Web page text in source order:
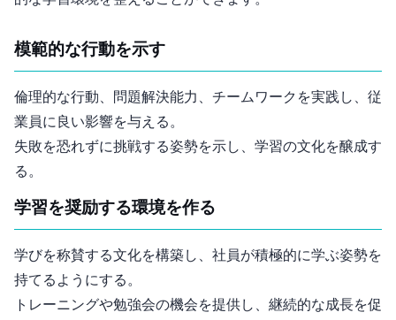
1. 模範的な行動を示す
倫理的な行動、問題解決能力、チームワークを実践し、従
業員に良い影響を与える。
失敗を恐れずに挑戦する姿勢を示し、学習の文化を醸成す
る。
2. 学習を奨励する環境を作る
学びを称賛する文化を構築し、社員が積極的に学ぶ姿勢を
持てるようにする。
トレーニングや勉強会の機会を提供し、継続的な成長を促